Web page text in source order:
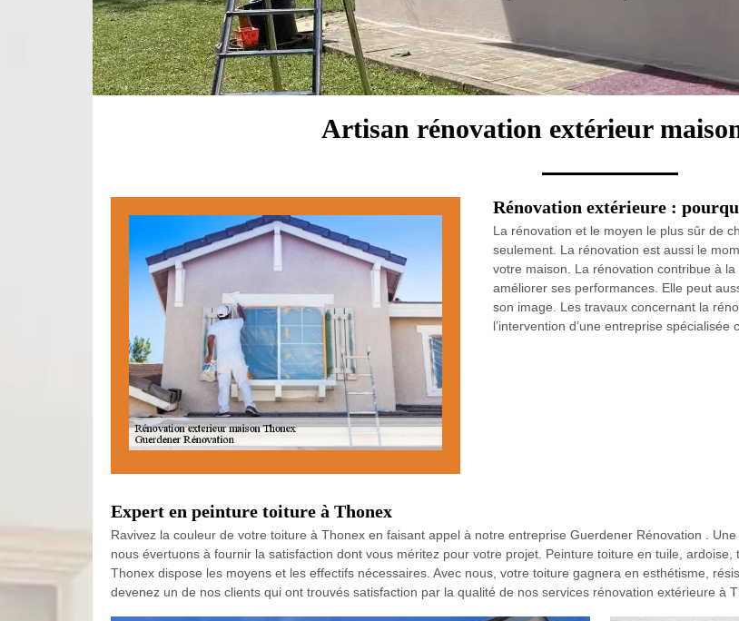
Artisan rénovation extérieur
Rénovation extérieure :
La rénovation et le moyen le plus sûr de
seulement. La rénovation est aussi le
votre maison. La rénovation contribue à
améliorer ses performances. Elle peut
son image. Les travaux concernant la
l’intervention d’une entreprise spécialisée
Expert en peinture toiture à Thonex
Ravivez la couleur de votre toiture à Thonex en faisant appel à notre entreprise Guerdener Rénovation .
nous évertuons à fournir la satisfaction dont vous méritez pour votre projet. Peinture toiture en tuile,
Thonex dispose les moyens et les effectifs nécessaires. Avec nous, votre toiture gagnera en esthétisme,
devenez un de nos clients qui ont trouvés satisfaction par la qualité de nos services rénovation extérieure à